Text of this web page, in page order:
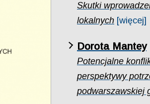
Skutki
lokalnych [więcej]
Dorota Mantey
Potencjalne
perspektywy
podwarszawskiej